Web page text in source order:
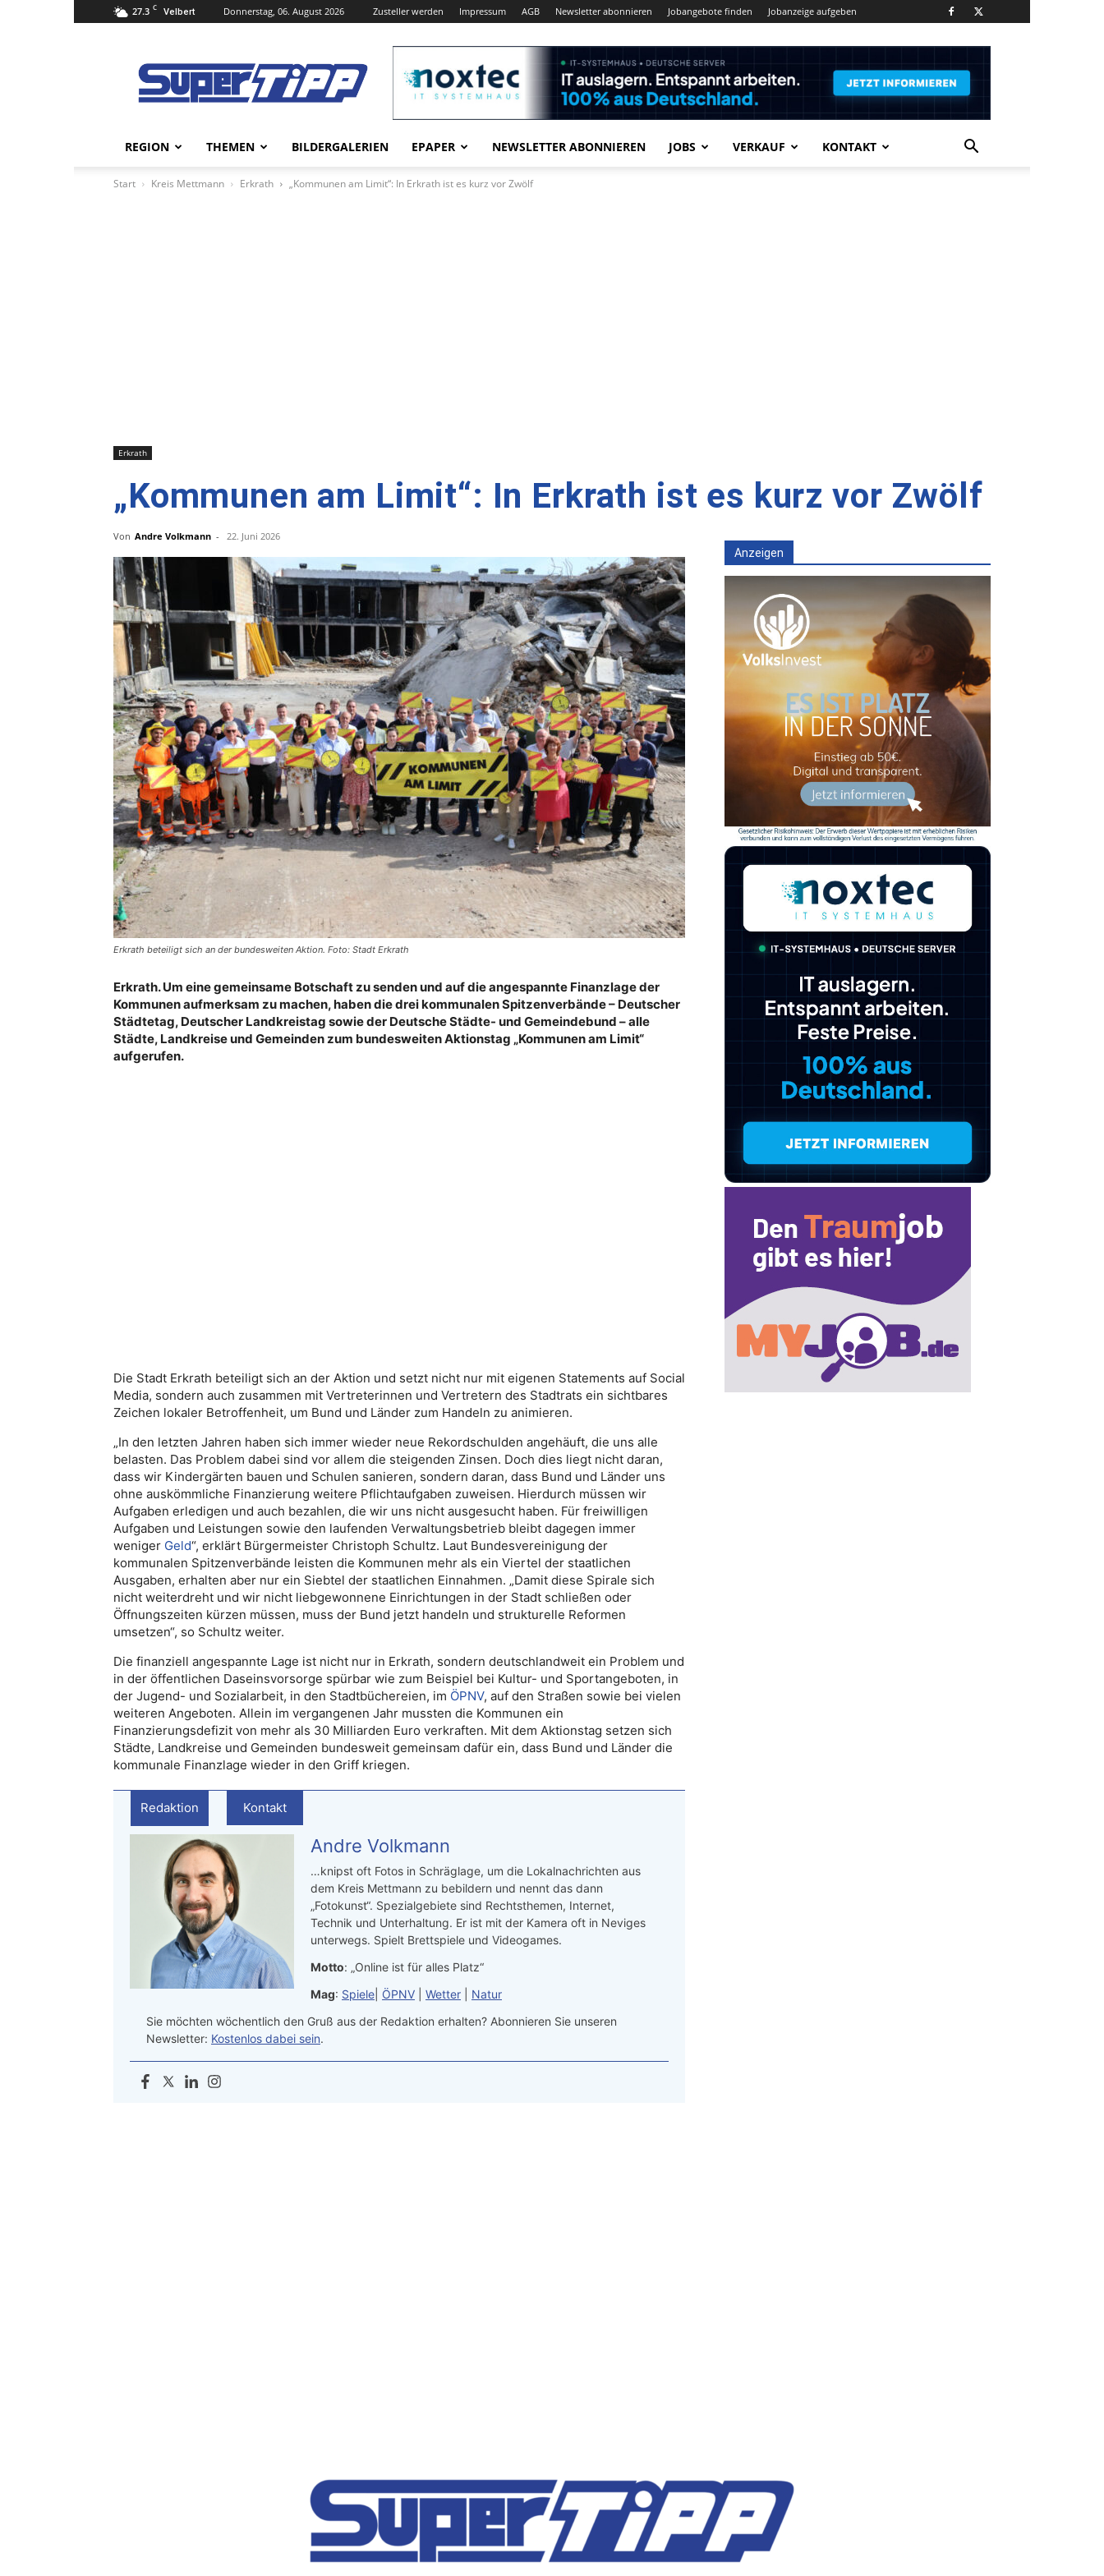
27.3 C Velbert Donnerstag, 06. August 2026 Zusteller werden Impressum AGB Newsletter abonnieren Jobangebote finden Jobanzeige aufgeben
Tipp
Online
REGION THEMEN BILDERGALERIEN EPAPER NEWSLETTER ABONNIEREN JOBS VERKAUF KONTAKT
Start Kreis Mettmann Erkrath „Kommunen am Limit“: In Erkrath ist es kurz vor Zwölf
Erkrath
„Kommunen am Limit“: In Erkrath ist es kurz vor Zwölf
Von Andre Volkmann - 22. Juni 2026
Erkrath beteiligt sich an der bundesweiten Aktion. Foto: Stadt Erkrath
Erkrath. Um eine gemeinsame Botschaft zu senden und auf die angespannte Finanzlage der
Kommunen aufmerksam zu machen, haben die drei kommunalen Spitzenverbände – Deutscher
Städtetag, Deutscher Landkreistag sowie der Deutsche Städte- und Gemeindebund – alle
Städte, Landkreise und Gemeinden zum bundesweiten Aktionstag „Kommunen am Limit“
aufgerufen.
Die Stadt Erkrath beteiligt sich an der Aktion und setzt nicht nur mit eigenen Statements auf Social
Media, sondern auch zusammen mit Vertreterinnen und Vertretern des Stadtrats ein sichtbares
Zeichen lokaler Betroffenheit, um Bund und Länder zum Handeln zu animieren.
„In den letzten Jahren haben sich immer wieder neue Rekordschulden angehäuft, die uns alle
belasten. Das Problem dabei sind vor allem die steigenden Zinsen. Doch dies liegt nicht daran,
dass wir Kindergärten bauen und Schulen sanieren, sondern daran, dass Bund und Länder uns
ohne auskömmliche Finanzierung weitere Pflichtaufgaben zuweisen. Hierdurch müssen wir
Aufgaben erledigen und auch bezahlen, die wir uns nicht ausgesucht haben. Für freiwilligen
Aufgaben und Leistungen sowie den laufenden Verwaltungsbetrieb bleibt dagegen immer
weniger Geld“, erklärt Bürgermeister Christoph Schultz. Laut Bundesvereinigung der
kommunalen Spitzenverbände leisten die Kommunen mehr als ein Viertel der staatlichen
Ausgaben, erhalten aber nur ein Siebtel der staatlichen Einnahmen. „Damit diese Spirale sich
nicht weiterdreht und wir nicht liebgewonnene Einrichtungen in der Stadt schließen oder
Öffnungszeiten kürzen müssen, muss der Bund jetzt handeln und strukturelle Reformen
umsetzen“, so Schultz weiter.
Die finanziell angespannte Lage ist nicht nur in Erkrath, sondern deutschlandweit ein Problem und
in der öffentlichen Daseinsvorsorge spürbar wie zum Beispiel bei Kultur- und Sportangeboten, in
der Jugend- und Sozialarbeit, in den Stadtbüchereien, im ÖPNV, auf den Straßen sowie bei vielen
weiteren Angeboten. Allein im vergangenen Jahr mussten die Kommunen ein
Finanzierungsdefizit von mehr als 30 Milliarden Euro verkraften. Mit dem Aktionstag setzen sich
Städte, Landkreise und Gemeinden bundesweit gemeinsam dafür ein, dass Bund und Länder die
kommunale Finanzlage wieder in den Griff kriegen.
Redaktion Kontakt
Andre Volkmann
…knipst oft Fotos in Schräglage, um die Lokalnachrichten aus
dem Kreis Mettmann zu bebildern und nennt das dann
„Fotokunst“. Spezialgebiete sind Rechtsthemen, Internet,
Technik und Unterhaltung. Er ist mit der Kamera oft in Neviges
unterwegs. Spielt Brettspiele und Videogames.
Motto: „Online ist für alles Platz“
Mag: Spiele ÖPNV Wetter
Natur
Sie möchten wöchentlich den Gruß aus der Redaktion erhalten? Abonnieren Sie unseren
Newsletter: Kostenlos dabei sein.
Anzeigen